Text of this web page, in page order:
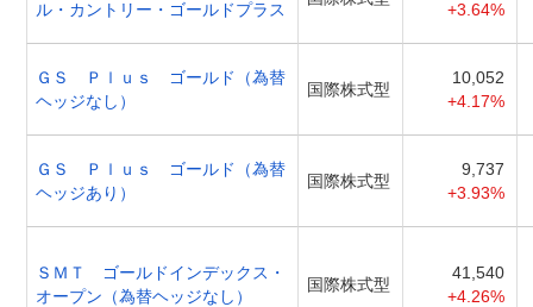
ル・カントリー・ゴールドプラス
+3.64%
ＧＳ Ｐｌｕｓ ゴールド（為替
ヘッジなし）
国際株式型
10,052
+4.17%
ＧＳ Ｐｌｕｓ ゴールド（為替
ヘッジあり）
国際株式型
9,737
+3.93%
ＳＭＴ ゴールドインデックス・
オープン（為替ヘッジなし）
国際株式型
41,540
+4.26%